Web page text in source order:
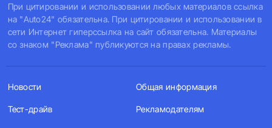
При цитировании и использовании любых материалов ссылка
на "Auto24" обязательна. При цитировании и использовании в
сети Интернет гиперссылка на сайт обязательна. Материалы
со знаком "Реклама" публикуются на правах рекламы.
Новости
Тест-драйв
Общая информация
Рекламодателям